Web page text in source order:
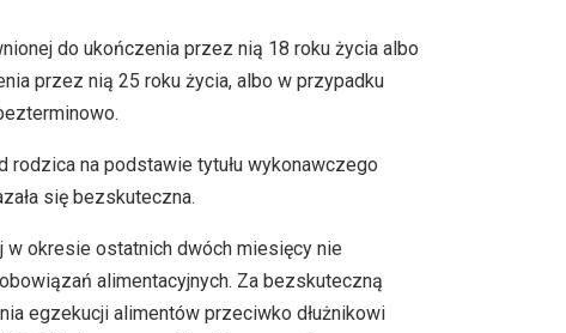
do ukończenia przez nią 18 roku życia albo
przez nią 25 roku życia, albo w przypadku
rodzica na podstawie tytułu wykonawczego
się bezskuteczna.
okresie ostatnich dwóch miesięcy nie
alimentacyjnych. Za bezskuteczną
egzekucji alimentów przeciwko dłużnikowi